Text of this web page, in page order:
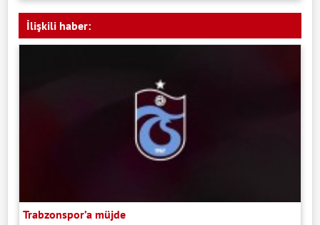
İlişkili haber:
Trabzonspor’a müjde